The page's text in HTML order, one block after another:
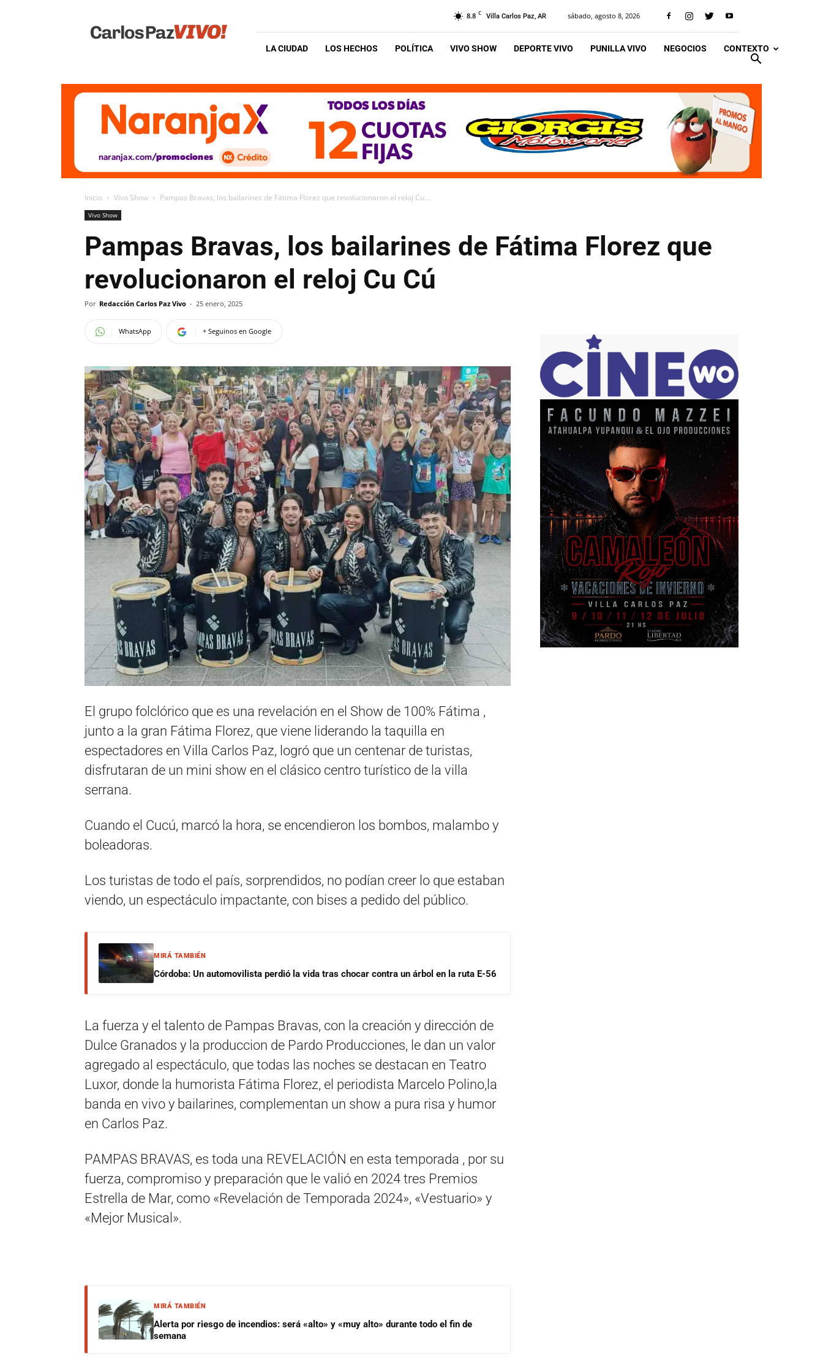
Vivo
8.8 C Villa Carlos Paz, AR sábado, agosto 8, 2026
LA CIUDAD LOS HECHOS POLÍTICA VIVO SHOW DEPORTE VIVO PUNILLA VIVO NEGOCIOS CONTEXTO
Inicio Vivo Show Pampas Bravas, los bailarines de Fátima Florez que revolucionaron el reloj Cu...
Vivo Show
Pampas Bravas, los bailarines de Fátima Florez que
revolucionaron el reloj Cu Cú
Por Redacción Carlos Paz Vivo - 25 enero, 2025
WhatsApp + Seguinos en Google
El grupo folclórico que es una revelación en el Show de 100% Fátima ,
junto a la gran Fátima Florez, que viene liderando la taquilla en
espectadores en Villa Carlos Paz, logró que un centenar de turistas,
disfrutaran de un mini show en el clásico centro turístico de la villa
serrana.
Cuando el Cucú, marcó la hora, se encendieron los bombos, malambo y
boleadoras.
Los turistas de todo el país, sorprendidos, no podían creer lo que estaban
viendo, un espectáculo impactante, con bises a pedido del público.
MIRÁ TAMBIÉN
Córdoba: Un automovilista perdió la vida tras chocar contra un árbol en la ruta E-56
La fuerza y el talento de Pampas Bravas, con la creación y dirección de
Dulce Granados y la produccion de Pardo Producciones, le dan un valor
agregado al espectáculo, que todas las noches se destacan en Teatro
Luxor, donde la humorista Fátima Florez, el periodista Marcelo Polino,la
banda en vivo y bailarines, complementan un show a pura risa y humor
en Carlos Paz.
PAMPAS BRAVAS, es toda una REVELACIÓN en esta temporada , por su
fuerza, compromiso y preparación que le valió en 2024 tres Premios
Estrella de Mar, como «Revelación de Temporada 2024», «Vestuario» y
«Mejor Musical».
MIRÁ TAMBIÉN
Alerta por riesgo de incendios: será «alto» y «muy alto» durante todo el fin de
semana